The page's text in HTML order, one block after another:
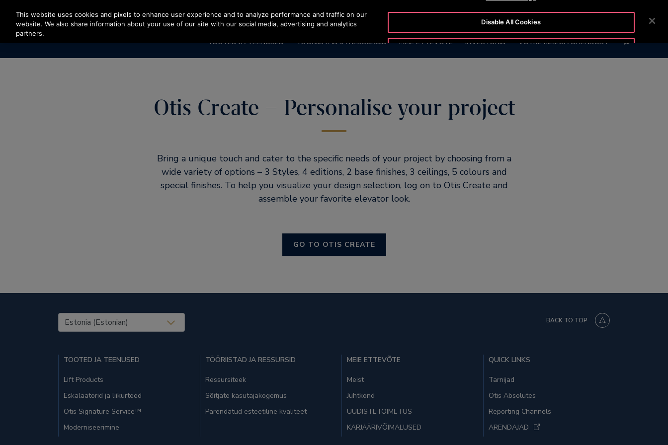
Vajutage sisestusklahvi, et liikuda edasi põhisisu juurde
UUDISTETOIMETUS
TOOTED JA TEENUSED TÖÖRIISTAD JA RESSURSID MEIE ETTEVÕTE INVESTORID VÕTKE MEIEGA ÜHENDUST OTSI
Otis Create – Personalise your project
Bring a unique touch and cater to the specific needs of your project by choosing from a
wide variety of options – 3 Styles, 4 editions, 2 base finishes, 3 ceilings, 5 colours and
special finishes. To help you visualize your design selection, log on to Otis Create and
assemble your favorite elevator look.
GO TO OTIS CREATE
United States (EN) BACK TO TOP
TOOTED JA TEENUSED
Lift Products
Eskalaatorid ja liikurteed
Otis Signature Service™
Moderniseerimine
TÖÖRIISTAD JA RESSURSID
Ressursiteek
Sõitjate kasutajakogemus
Parendatud esteetiline kvaliteet
MEIE ETTEVÕTE
Meist
Juhtkond
UUDISTETOIMETUS
KARJÄÄRIVÕIMALUSED
QUICK LINKS
Tarnijad
Otis Absolutes
Reporting Channels
ARENDAJAD
This website uses cookies and pixels to enhance user experience and to analyze performance and traffic on our
website. We also share information about your use of our site with our social media, advertising and analytics
partners.
Disable All Cookies